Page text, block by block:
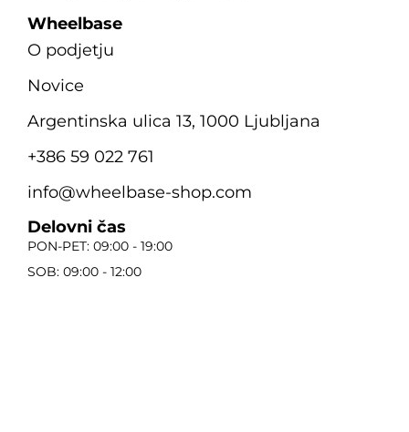
Wheelbase
O podjetju
Novice
Argentinska ulica 13, 1000 Ljubljana
+386 59 022 761
info@wheelbase-shop.com
Delovni čas
PON-PET: 09:00 - 19:00
SOB: 09:00 - 12:00